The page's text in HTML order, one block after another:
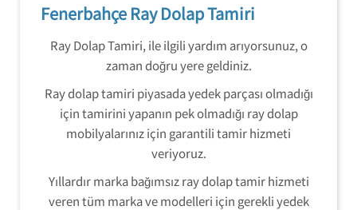
Fenerbahçe Ray Dolap Tamiri
Ray Dolap Tamiri, ile ilgili yardım arıyorsunuz, o
zaman doğru yere geldiniz.
Ray dolap tamiri piyasada yedek parçası olmadığı
için tamirini yapanın pek olmadığı ray dolap
mobilyalarınız için garantili tamir hizmeti
veriyoruz.
Yıllardır marka bağımsız ray dolap tamir hizmeti
veren tüm marka ve modelleri için gerekli yedek